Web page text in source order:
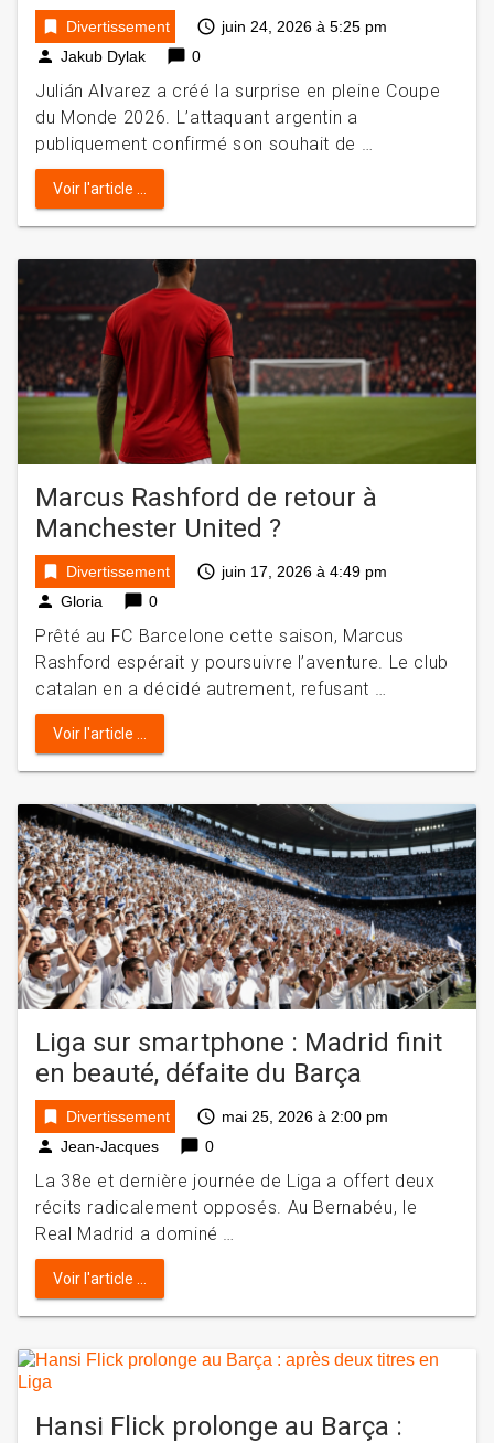
bookmark Divertissement access_time juin 24, 2026 à 5:25 pm
person Jakub Dylak chat_bubble 0
Julián Alvarez a créé la surprise en pleine Coupe
du Monde 2026. L’attaquant argentin a
publiquement confirmé son souhait de …
Voir l'article ...
Marcus Rashford de retour à
Manchester United ?
bookmark Divertissement access_time juin 17, 2026 à 4:49 pm
person Gloria chat_bubble 0
Prêté au FC Barcelone cette saison, Marcus
Rashford espérait y poursuivre l’aventure. Le club
catalan en a décidé autrement, refusant …
Voir l'article ...
Liga sur smartphone : Madrid finit
en beauté, défaite du Barça
bookmark Divertissement access_time mai 25, 2026 à 2:00 pm
person Jean-Jacques chat_bubble 0
La 38e et dernière journée de Liga a offert deux
récits radicalement opposés. Au Bernabéu, le
Real Madrid a dominé …
Voir l'article ...
Hansi Flick prolonge au Barça :